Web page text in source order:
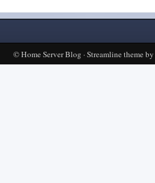
©Home Server Blog ·Streamline themeby